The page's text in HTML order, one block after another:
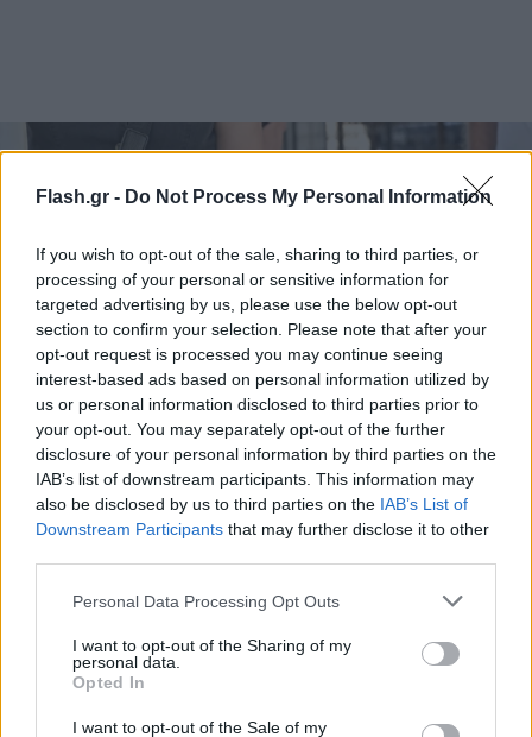
Flash.gr - Do Not Process My Personal Information
If you wish to opt-out of the sale, sharing to third parties, or
processing of your personal or sensitive information for
targeted advertising by us, please use the below opt-out
section to confirm your selection. Please note that after your
opt-out request is processed you may continue seeing
interest-based ads based on personal information utilized by
us or personal information disclosed to third parties prior to
your opt-out. You may separately opt-out of the further
disclosure of your personal information by third parties on the
IAB’s list of downstream participants. This information may
also be disclosed by us to third parties on the IAB’s List of
Downstream Participants that may further disclose it to other
Please note that this website/app uses one or more Google
not limited to your visit or usage behaviour. You may click to
grant or deny consent to Google and its third-party tags to
use your data for below specified purposes in below Google
consent section.
Personal Data Processing Opt Outs
I want to opt-out of the Sharing of my
personal data.
Opted In
I want to opt-out of the Sale of my
Θλίψη και οδύνη στο «τελευταίο αντίο» στον
Λάκη Χαλκιά - Τραγική φιγούρα η σύζυγός του
06.08.2026